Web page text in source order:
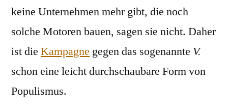
keine Unternehmen mehr gibt, die noch
solche Motoren bauen, sagen sie nicht. Daher
ist die Kampagne gegen das sogenannte V.
schon eine leicht durchschaubare Form von
Populismus.